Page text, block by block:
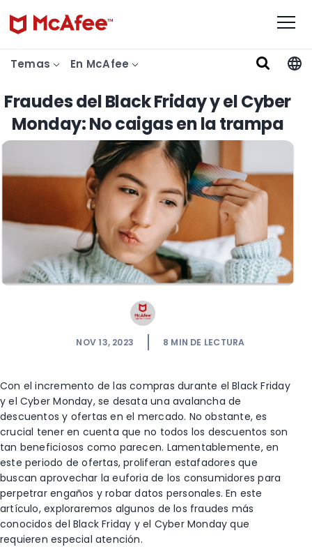
Temas En McAfee
Fraudes del Black Friday y el Cyber
Monday: No caigas en la trampa
NOV 13, 2023 8 MIN DE LECTURA
Con el incremento de las compras durante el Black Friday
y el Cyber Monday, se desata una avalancha de
descuentos y ofertas en el mercado. No obstante, es
crucial tener en cuenta que no todos los descuentos son
tan beneficiosos como parecen. Lamentablemente, en
este periodo de ofertas, proliferan estafadores que
buscan aprovechar la euforia de los consumidores para
perpetrar engaños y robar datos personales. En este
artículo, exploraremos algunos de los fraudes más
conocidos del Black Friday y el Cyber Monday que
requieren especial atención.